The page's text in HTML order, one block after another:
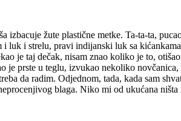
žute plastične metke. Ta-ta-ta,
i strelu, pravi indijanski luk sa
je taj dečak, nisam znao koliko je to,
je prste u teglu, izvukao nekoliko
da radim. Odjednom, tada, kada sam
blaga. Niko mi od ukućana